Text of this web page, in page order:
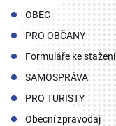
OBEC
PRO OBČANY
Formuláře ke stažení
SAMOSPRÁVA
PRO TURISTY
Obecní zpravodaj